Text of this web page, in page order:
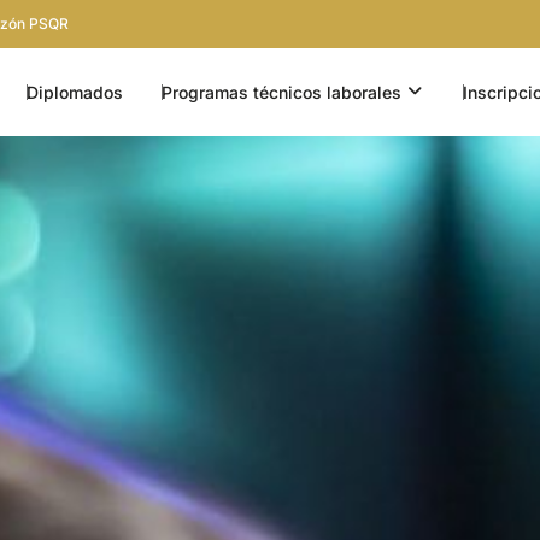
PSQR
INSTITUCIÓN
Diplomados Programas técnicos laborales OPEN